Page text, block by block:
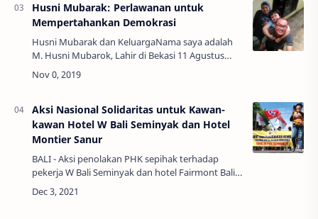
Husni Mubarak: Perlawanan untuk
Mempertahankan Demokrasi
Husni Mubarak dan KeluargaNama saya adalah
M. Husni Mubarok, Lahir di Bekasi 11 Agustus
1982. Saya adalah anak pertama dari 3
bersaudara, buah dari pasangan Rochmat dan
Aksi Nasional Solidaritas untuk Kawan-
kawan Hotel W Bali Seminyak dan Hotel
Montier Sanur
BALI - Aksi penolakan PHK sepihak terhadap
pekerja W Bali Seminyak dan hotel Fairmont Bali
Sanur (yang sekarang berganti nama menjadi
hotel Montier Sanur) k…